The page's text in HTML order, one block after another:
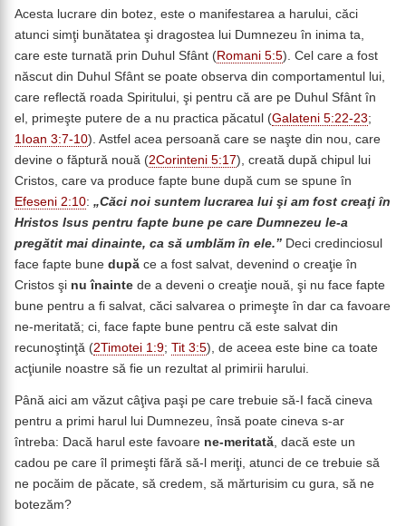
Acesta lucrare din botez, este o manifestarea a harului, căci
atunci simţi bunătatea şi dragostea lui Dumnezeu în inima ta,
care este turnată prin Duhul Sfânt (Romani 5:5). Cel care a fost
născut din Duhul Sfânt se poate observa din comportamentul lui,
care reflectă roada Spiritului, şi pentru că are pe Duhul Sfânt în
el, primeşte putere de a nu practica păcatul (Galateni 5:22-23;
1Ioan 3:7-10). Astfel acea persoană care se naşte din nou, care
devine o făptură nouă (2Corinteni 5:17), creată după chipul lui
Cristos, care va produce fapte bune după cum se spune în
Efeseni 2:10: „Căci noi suntem lucrarea lui şi am fost creaţi în
Hristos Isus pentru fapte bune pe care Dumnezeu le-a
pregătit mai dinainte, ca să umblăm în ele.” Deci credinciosul
face fapte bune după ce a fost salvat, devenind o creaţie în
Cristos şi nu înainte de a deveni o creaţie nouă, şi nu face fapte
bune pentru a fi salvat, căci salvarea o primeşte în dar ca favoare
ne-meritată; ci, face fapte bune pentru că este salvat din
recunoştinţă (2Timotei 1:9; Tit 3:5), de aceea este bine ca toate
acţiunile noastre să fie un rezultat al primirii harului.
Până aici am văzut câţiva paşi pe care trebuie să-I facă cineva
pentru a primi harul lui Dumnezeu, însă poate cineva s-ar
întreba: Dacă harul este favoare ne-meritată , dacă este un
cadou pe care îl primeşti fără să-l meriţi, atunci de ce trebuie să
ne pocăim de păcate, să credem, să mărturisim cu gura, să ne
botezăm?